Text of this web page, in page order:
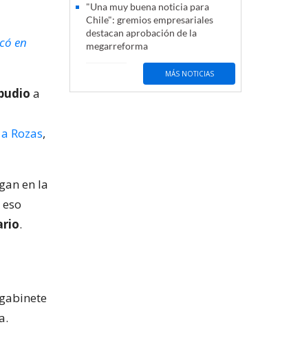
en
a
Rozas,
en la
.
"Una muy buena noticia para
Chile": gremios empresariales
destacan aprobación de la
megarreforma
MÁS NOTICIAS